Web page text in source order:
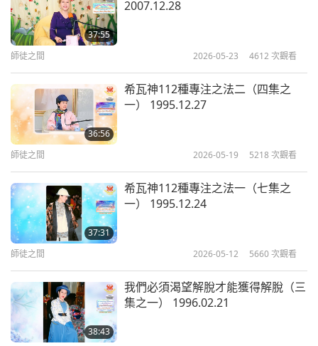
9
25:32
1997.12.25
師徒之間 2024-02-17 5249 次觀看
10
26:40
信心與體驗（十二集之十）
1997.12.25
師徒之間 2024-02-18 5046 次觀看
11
26:00
信心與體驗（十二集之十一）
1997.12.25
師徒之間 2024-02-19 5709次觀看
12
24:55
信心與體驗（十二集之十二）
1997.12.25
異。
當然，中國人和悠樂（越南）人，也許他們工作得更
擦。他們習慣了與彼此接觸。肩膀與手肘，他們已經
習慣了。如果我罵中國人，她不會逃跑。比方說這
樣。她甚至還會經常來。她喜歡被我罵。有些中國人
求我罵他們。因為他們認為我在乎。如果我會責罵，
就表示我在乎、我愛他們。天哪！多麼奇怪的想法！
跟你們說，這很不可思議。令人難以置信。因為他們
也認為，我罵他們的時候，他們認為我清了他們的業
障。或許是真的，但我不喜歡。我不喜歡他們骯髒的
業力。
跟你們說，昨天，我的頭髮，有時我想看起來像你們
一樣，你們都是金髮，很漂亮，所以我很「羨慕」，
37:55
2007.12.28
師徒之間 2026-05-23 4612 次觀看
36:56
希瓦神112種專注之法二（四集之
一） 1995.12.27
師徒之間 2026-05-19 5218 次觀看
37:31
希瓦神112種專注之法一（七集之
一） 1995.12.24
師徒之間 2026-05-12 5660次觀看
38:43
我們必須渴望解脫才能獲得解脫（三
集之一） 1996.02.21